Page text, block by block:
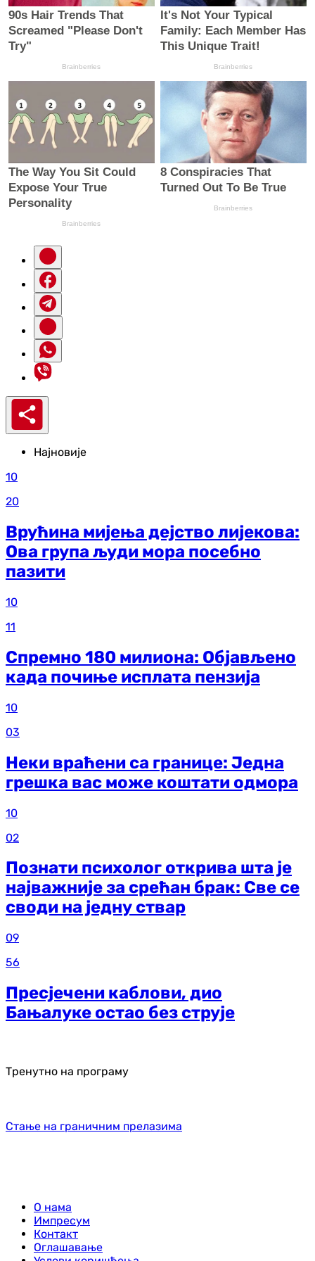
Најновије
10
20
Врућина мијења дејство лијекова:
Ова група људи мора посебно
пазити
10
11
Спремно 180 милиона: Објављено
када почиње исплата пензија
10
03
Неки враћени са границе: Једна
грешка вас може коштати одмора
10
02
Познати психолог открива шта је
најважније за срећан брак: Све се
своди на једну ствар
09
56
Пресјечени каблови, дио
Бањалуке остао без струје
Тренутно на програму
Стање на граничним прелазима
О нама
Импресум
Контакт
Оглашавање